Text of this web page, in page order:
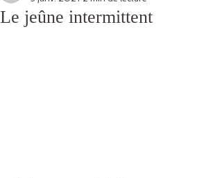
Le jeûne intermittent